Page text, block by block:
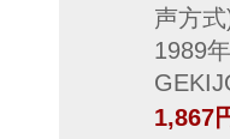
声方
1989
1,867